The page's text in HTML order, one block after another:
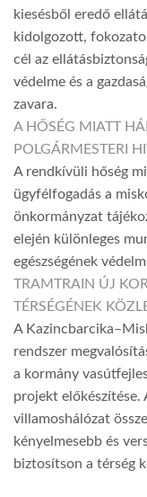
kiesésből eredő
kidolgozott,
cél az
védelme és a
zavara.
A HŐSÉG MIATT
POLGÁRMESTERI
A rendkívüli hőség
ügyfélfogadás a
önkormányzat
elején különleges
egészségének
TRAMTRAIN ÚJ
TÉRSÉGÉNEK
A
rendszer
a kormány
projekt előkészítése.
villamoshálózat
kényelmesebb és
biztosítson a térség